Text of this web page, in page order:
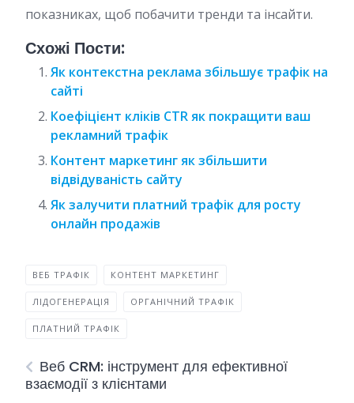
показниках, щоб побачити тренди та інсайти.
Схожі Пости:
Як контекстна реклама збільшує трафік на
сайті
Коефіцієнт кліків CTR як покращити ваш
рекламний трафік
Контент маркетинг як збільшити
відвідуваність сайту
Як залучити платний трафік для росту
онлайн продажів
ВЕБ ТРАФІК КОНТЕНТ МАРКЕТИНГ
ЛІДОГЕНЕРАЦІЯ ОРГАНІЧНИЙ ТРАФІК
ПЛАТНИЙ ТРАФІК
Веб CRM: інструмент для ефективної
взаємодії з клієнтами